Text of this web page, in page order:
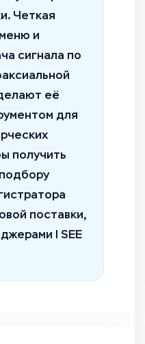
Четкая
и
сигнала по
её
для
получить
поставки,
I SEE